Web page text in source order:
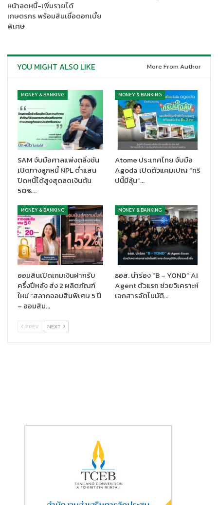
รัชดาภิเษก ถนนรัชดาภิเษก แขวงห้วยขวาง เขตห้วยขวาง กรุงเทพฯ
ราคาพิเศษ 3,314,000 บาท ซึ่งเป็นทรัพย์ที่อยู่ใจกลางเมือง ใกล้
315,000 บาท เท่านั้น คือ คอนโดมิเนียม ขนาดเนื้อที่ 31.89 ตารางเมตร
ในพื้นที่อำเภอสามพราน จังหวัดนครปฐม ส่วนรายการทรัพย์ที่น่า
the next 3 อำเภอเมืองเชียงใหม่ จังหวัดเชียงใหม่ ราคาพิเศษ
3,015,000 บาท ซึ่งเป็นทรัพย์ที่ทำเลดี เหมาะแก่การอยู่อาศัย โดยมี
ระบบสาธารณูปโภคครบครัน สามารถเดินทางได้อย่างสะดวก
สำหรับผู้ที่สนใจสามารถดูทรัพย์จริง หรือรับชมภาพทรัพย์ก่อนเข้า
จองซื้อได้ทาง Application : GHB ALL HOME หรือ
www.ghbhomecenter.com โดยสามารถดาวน์โหลด Application :
GHB ALL HOME ผ่านระบบ iOS หรือ Android
พิเศษ!! สำหรับลูกค้าที่ทำสัญญาจะซื้อจะขายภายในระยะเวลา 3 วัน
ทำการ หรือตามระยะเวลาที่ธนาคารกำหนด 100 ท่านแรก จะได้รับบัตร
กำนัลแทนเงินสด มูลค่า 1,000 บาท (แบ่งเป็นทรัพย์ในกรุงเทพและ
ปริมณฑล 50 รางวัล และทรัพย์ในส่วนภูมิภาค 50 รางวัล) โดย
สอบถามข้อมูลเพิ่มเติมได้ที่ G H Bank Call Center โทร.0-2645-
9000 กด 5 หรือ Facebook Fanpage ธนาคาร อาคารสงเคราะห์
หรือดูข้อมูลบ้านมือสอง ธอส. ได้ที่ www.ghbhomecenter.com,
Mobile Application : GHB ALL HOME และ Line Official
Account : @GHBALLHOME
หน้าลดหนี้-เพิ่มรายได้
เกษตรกร พร้อมสินเชื่อดอกเบี้ย
พิเศษ
YOU MIGHT ALSO LIKE More From Author
MONEY & BANKING
SAM จับมือศาลแพ่งตลิ่งชัน
เปิดทางลูกหนี้ NPL ต่ำแสน
ปิดหนี้ได้สูงสุดลดเงินต้น
50%…
MONEY & BANKING
Atome ประเทศไทย จับมือ
Agoda เปิดตัวแคมเปญ “ทริ
ปนี้มีลุ้น”…
MONEY & BANKING
ออมสินเปิดเกมเงินฝากรับ
ครึ่งปีหลัง ส่ง 2 ผลิตภัณฑ์
ใหม่ “สลากออมสินพิเศษ 5 ปี
– ออมสิน…
MONEY & BANKING
ธอส. นำร่อง “B – YOND” AI
Agent ตัวแรก ช่วยวิเคราะห์
เอกสารอัตโนมัติ…
PREV NEXT